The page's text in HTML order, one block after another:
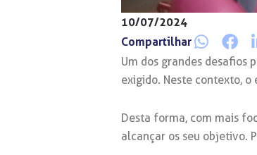
10/07/2024
Compartilhar
Um dos grandes desafios
exigido. Neste contexto,
Desta forma, com mais
alcançar os seu objetivo.